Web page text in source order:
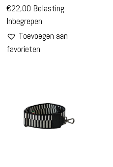
€22,00 Belasting
Inbegrepen
Toevoegen aan
favorieten